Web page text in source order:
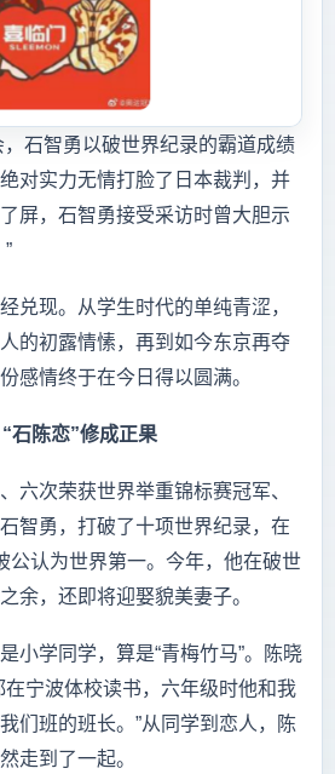
石智勇以破世界纪录的霸道成绩
对实力无情打脸了日本裁判，并
屏，石智勇接受采访时曾大胆示
兑现。从学生时代的单纯青涩，
的初露情愫，再到如今东京再夺
感情终于在今日得以圆满。
石陈恋”修成正果
六次荣获世界举重锦标赛冠军、
智勇，打破了十项世界纪录，在
公认为世界第一。今年，他在破世
余，还即将迎娶貌美妻子。
小学同学，算是“青梅竹马”。陈晓
在宁波体校读书，六年级时他和我
们班的班长。”从同学到恋人，陈
走到了一起。